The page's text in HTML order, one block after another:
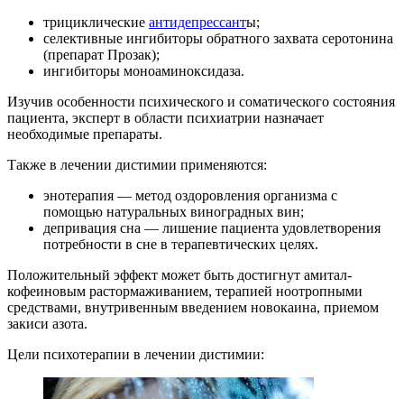
трициклические антидепрессанты;
селективные ингибиторы обратного захвата серотонина
(препарат Прозак);
ингибиторы моноаминоксидаза.
Изучив особенности психического и соматического состояния
пациента, эксперт в области психиатрии назначает
необходимые препараты.
Также в лечении дистимии применяются:
энотерапия — метод оздоровления организма с
помощью натуральных виноградных вин;
депривация сна — лишение пациента удовлетворения
потребности в сне в терапевтических целях.
Положительный эффект может быть достигнут амитал-
кофеиновым растормаживанием, терапией ноотропными
средствами, внутривенным введением новокаина, приемом
закиси азота.
Цели психотерапии в лечении дистимии: